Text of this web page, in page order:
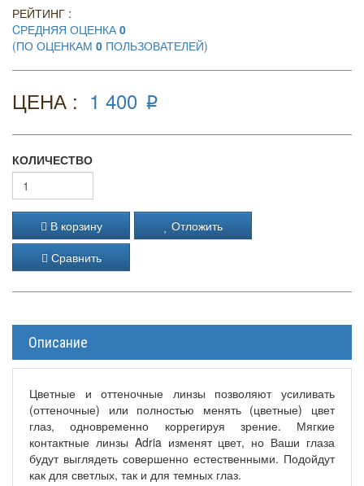
РЕЙТИНГ :
CРЕДНЯЯ ОЦЕНКА0
(ПО ОЦЕНКАМ 0 ПОЛЬЗОВАТЕЛЕЙ)
ЦЕНА : 1 400 p
КОЛИЧЕСТВО
В корзину
Отложить
Сравнить
Описание
Цветные и оттеночные линзы позволяют усиливать
(оттеночные) или полностью менять (цветные) цвет
глаз, одновременно коррегируя зрение. Мягкие
контактные линзы Adria изменят цвет, но Ваши глаза
будут выглядеть совершенно естественными. Подойдут
как для светлых, так и для темных глаз.